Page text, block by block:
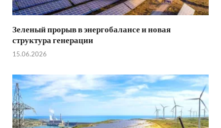
Зеленый прорыв в энергобалансе и новая
структура генерации
15.06.2026